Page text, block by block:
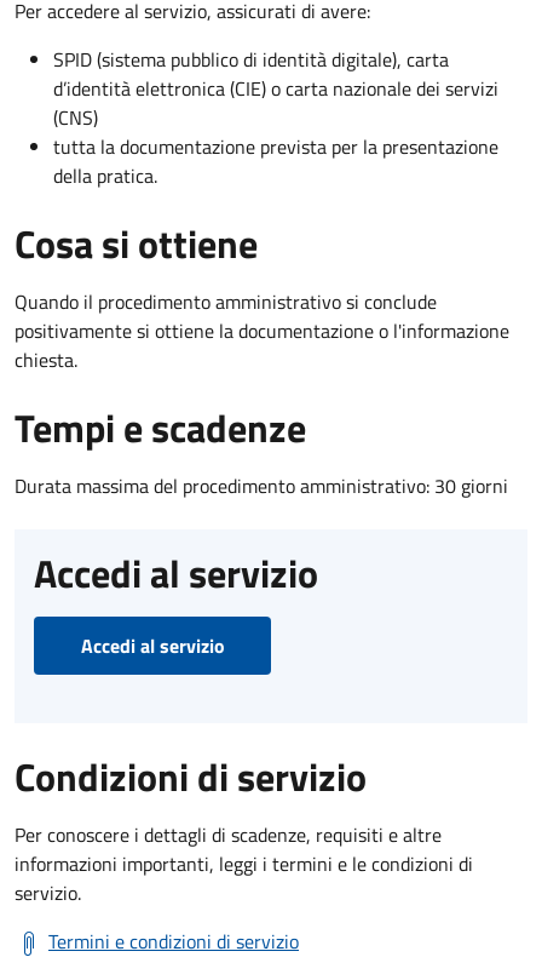
Per accedere al servizio, assicurati di avere:
SPID (sistema pubblico di identità digitale), carta
d’identità elettronica (CIE) o carta nazionale dei servizi
(CNS)
tutta la documentazione prevista per la presentazione
della pratica.
Cosa si ottiene
Quando il procedimento amministrativo si conclude
positivamente si ottiene la documentazione o l'informazione
chiesta.
Tempi e scadenze
Durata massima del procedimento amministrativo: 30 giorni
Accedi al servizio
Accedi al servizio
Condizioni di servizio
Per conoscere i dettagli di scadenze, requisiti e altre
informazioni importanti, leggi i termini e le condizioni di
servizio.
Termini e condizioni di servizio